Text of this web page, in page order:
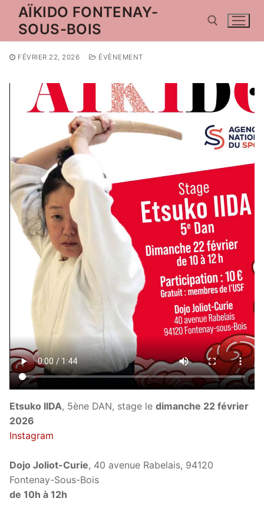
contenu
AÏKIDO FONTENAY-
SOUS-BOIS
Rechercher
Actualités
Guide technique
Inscriptions
Contact
FÉVRIER 22, 2026 ÉVÈNEMENT
Etsuko IIDA, 5ène DAN, stage le dimanche 22 février
2026
Instagram
Dojo Joliot-Curie, 40 avenue Rabelais, 94120
Fontenay-Sous-Bois
de 10h à 12h